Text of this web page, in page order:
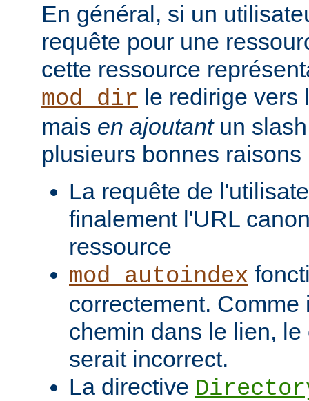
En général, si un
requête pour une
cette ressource
mod_dir le redirige vers
mais en ajoutantun slash
plusieurs bonnes raisons
La requête de
finalement l'URL
ressource
mod_autoindex
correctement.
chemin dans le lien,
serait incorrect.
La directive